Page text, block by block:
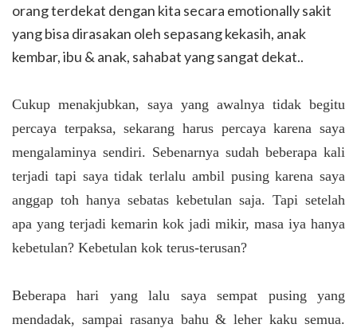
orang terdekat dengan kita secara emotionally sakit
yang bisa dirasakan oleh sepasang kekasih, anak
kembar, ibu & anak, sahabat yang sangat dekat..
Cukup menakjubkan, saya yang awalnya tidak begitu
percaya terpaksa, sekarang harus percaya karena saya
mengalaminya sendiri. Sebenarnya sudah beberapa kali
terjadi tapi saya tidak terlalu ambil pusing karena saya
anggap toh hanya sebatas kebetulan saja. Tapi setelah
apa yang terjadi kemarin kok jadi mikir, masa iya hanya
kebetulan? Kebetulan kok terus-terusan?
Beberapa hari yang lalu saya sempat pusing yang
mendadak, sampai rasanya bahu & leher kaku semua.